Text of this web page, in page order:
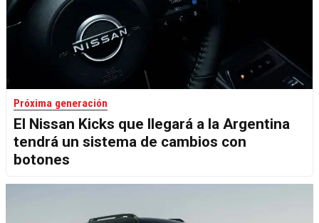
Próxima generación
El Nissan Kicks que llegará a la Argentina
tendrá un sistema de cambios con
botones